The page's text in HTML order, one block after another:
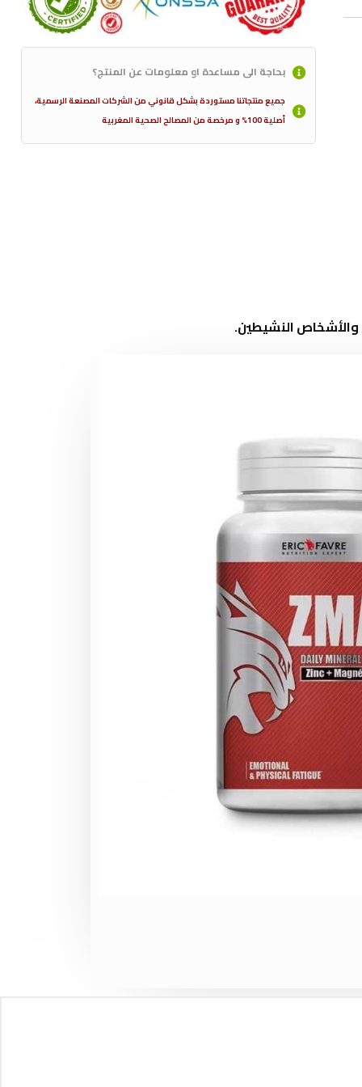
بحاجة الى مساعدة او معلومات عن المنتج؟
جميع منتجاتنا مستوردة بشكل قانوني من الشركات المصنعة الرسمية،
أصلية 100% و مرخصة من المصالح الصحية المغربية